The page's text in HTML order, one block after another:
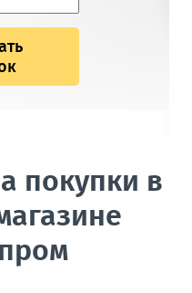
покупки в